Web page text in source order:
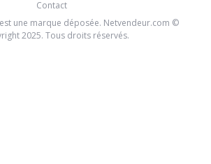
Contact
une marque déposée. Netvendeur.com ©
2025. Tous droits réservés.